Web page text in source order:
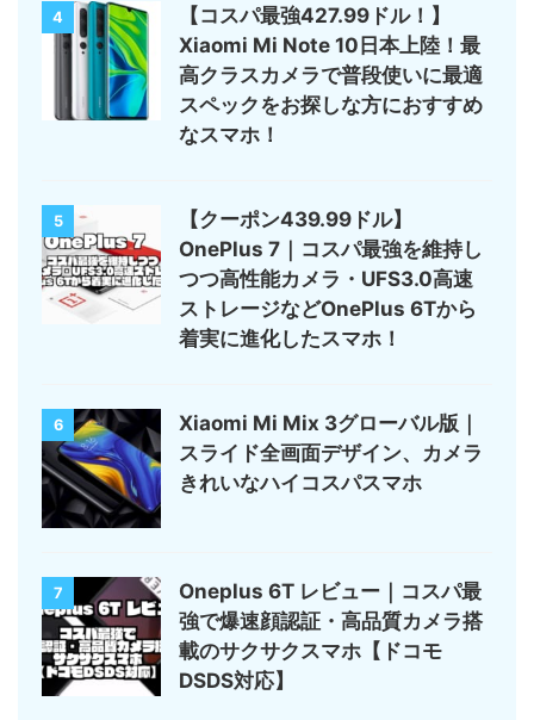
4
【コスパ最強427.99ドル！】
Xiaomi Mi Note 10日本上陸！最
高クラスカメラで普段使いに最適
スペックをお探しな方におすすめ
なスマホ！
5
【クーポン439.99ドル】
OnePlus 7｜コスパ最強を維持し
つつ高性能カメラ・UFS3.0高速
ストレージなどOnePlus 6Tから
着実に進化したスマホ！
6
Xiaomi Mi Mix 3グローバル版｜
スライド全画面デザイン、カメラ
きれいなハイコスパスマホ
7
Oneplus 6T レビュー｜コスパ最
強で爆速顔認証・高品質カメラ搭
載のサクサクスマホ【ドコモ
DSDS対応】